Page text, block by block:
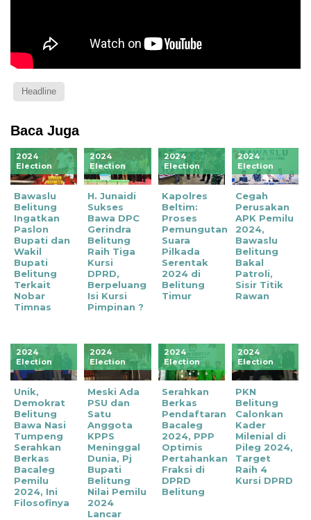
Headline
Baca Juga
2024
Election
Bawaslu
Belitung
Ingatkan
Paslon
Bupati dan
Wakil
Bupati
Belitung
Terkait
Nobar
Timnas
2024
Election
H. Junaidi
Sukses
Bawa DPC
Gerindra
Belitung
Raih Tiga
Kursi
DPRD,
Berpeluang
Isi Kursi
Pimpinan ?
2024
Election
Kapolres
Beltim:
Proses
Pemungutan
Suara
Pilkada
Serentak
2024 di
Belitung
Timur
2024
Election
Cegah
Perusakan
APK Pemilu
2024,
Bawaslu
Belitung
Bakal
Patroli,
Sisir Titik
Rawan
2024
Election
Unik,
Demokrat
Belitung
Bawa Nasi
Tumpeng
Serahkan
Berkas
Bacaleg
Pemilu
2024, Ini
Filosofinya
2024
Election
Meski Ada
PSU dan
Satu
Anggota
KPPS
Meninggal
Dunia, Pj
Bupati
Belitung
Nilai Pemilu
2024
Lancar
2024
Election
Serahkan
Berkas
Pendaftaran
Bacaleg
2024, PPP
Optimis
Pertahankan
Fraksi di
DPRD
Belitung
2024
Election
PKN
Belitung
Calonkan
Kader
Milenial di
Pileg 2024,
Target
Raih 4
Kursi DPRD